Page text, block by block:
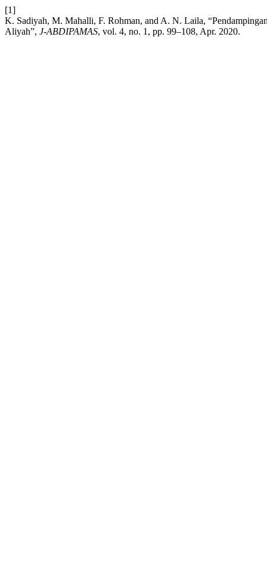
[1]
K. Sadiyah, M. Mahalli, F. Rohman, and A. N. Laila,
Aliyah”, J-ABDIPAMAS, vol. 4, no. 1, pp. 99–108, Apr. 2020.